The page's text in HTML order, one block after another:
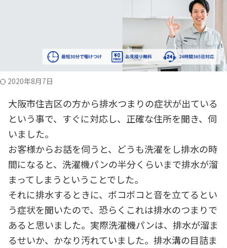
2020年8月7日
大阪市住吉区の方から排水つまりの症状が出ている
という事で、すぐに対応し、正確な住所を聞き、伺
いました。
お客様からお話を伺うと、どうも洗濯をし排水の時
間になると、洗濯機パンの半分くらいまで排水が溜
まってしまうということでした。
それに排水するときに、ボコボコと音を立てるとい
う症状を聞いたので、恐らくこれは排水のつまりで
あると思いました。実際洗濯機パンは、排水が溜ま
るせいか、かなり汚れていました。排水溝の目詰ま